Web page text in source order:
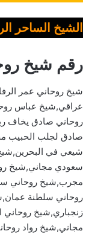
الشيخ الساحر
رقم شيخ
شيخ روحاني عمر
عراقي,شيخ عباس
روحاني صادق يخاف
صادق لجلب الحبيب
شيعي في
سعودي مجاني,شيخ
مجرب,شيخ روحاني
روحاني سلطنة
زنجباري,شيخ روحاني
مجاني,شيخ رواد